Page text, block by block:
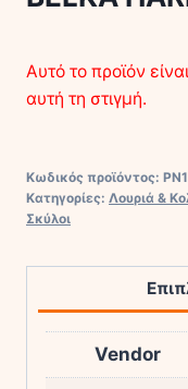
Αυτό το προϊόν
αυτή τη στιγμή.
Κωδικός προϊόντος:
Κατηγορίες: Λουριά &
Σκύλοι
Vendor